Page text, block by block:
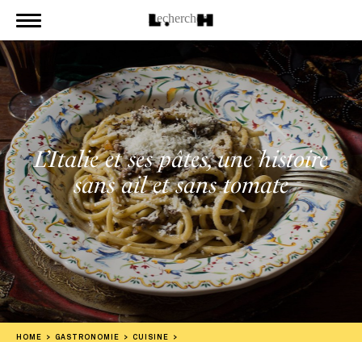
L’Italie et ses pâtes, une histoire
sans ail et sans tomate
HOME GASTRONOMIE
CUISINE